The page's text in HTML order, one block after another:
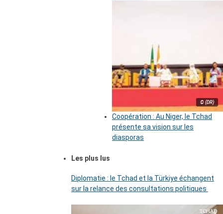
© (DR)
Coopération : Au Niger, le Tchad
présente sa vision sur les
diasporas
Les plus lus
Diplomatie : le Tchad et la Türkiye échangent
sur la relance des consultations politiques